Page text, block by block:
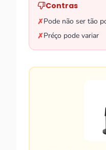
Contras
✗Pode não ser tão
✗Préço pode variar